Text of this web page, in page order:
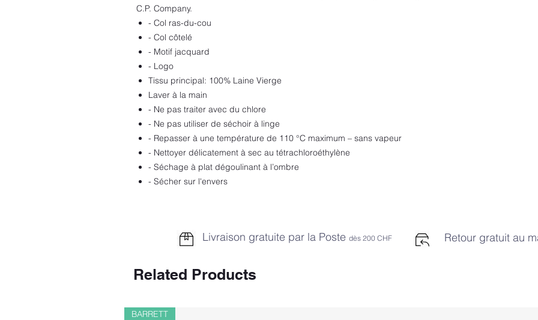
C.P. Company.
- Col ras-du-cou
- Col côtelé
- Motif jacquard
- Logo
Tissu principal: 100% Laine Vierge
Laver à la main
- Ne pas traiter avec du chlore
- Ne pas utiliser de séchoir à linge
- Repasser à une température de 110 °C maximum – sans vapeur
- Nettoyer délicatement à sec au tétrachloroéthylène
- Séchage à plat dégoulinant à l’ombre
- Sécher sur l'envers
Livraison gratuite par la Poste dès 200 CHF Retour gratuit au
Related Products
BARRETT